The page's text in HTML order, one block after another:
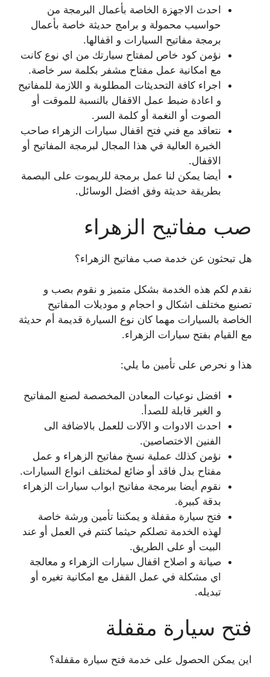
احدث الاجهزة الخاصة بأعمال البرمجة من
حواسيب محمولة و برامج حديثة خاصة بأعمال
برمجة مفاتيح السيارات و اقفالها.
نؤمن كود خاص لمفتاح سيارتك من اي نوع كانت
مع امكانية عمل مفتاح مشفر بكلمة سر خاصة.
اجراء كافة التحديثات المطلوبة و اللازمة للمفاتيح
و اعادة ضبط عمل الاقفال بالنسبة للموقت أو
الصوت أو النغمة أو كلمة السر.
نتعاقد مع فني فتح اقفال سيارات الزهراء صاحب
الخبرة العالية في هذا المجال لبرمجة المفاتيح أو
الاقفال.
أيضا يمكن لنا عمل برمجة للريموت على البصمة
بطريقة حديثة وفق افضل الوسائل.
صب مفاتيح الزهراء
هل تبحثون عن خدمة صب مفاتيح الزهراء؟
نقدم لكم هذه الخدمة بشكل متميز و نقوم بصب و
تصنيع مختلف اشكال و احجام و موديلات المفاتيح
الخاصة بالسيارات مهما كان نوع السيارة قديمة أم حديثة
مع القيام بفتح سيارات الزهراء.
هذا و نحرص على تأمين ما يلي:
افضل نوعيات المعادن المخصصة لصنع المفاتيح
و الغير قابلة للصدأ.
احدث الادوات و الآلات للعمل بالاضافة الى
الفنين الاختصاصين.
نؤمن كذلك عملية نسخ مفاتيح الزهراء و عمل
مفتاح بدل فاقد أو ضائع لمختلف انواع السيارات.
نقوم أيضا ببرمجة مفاتيح ابواب سيارات الزهراء
بدقة كبيرة.
فتح سيارة مقفلة و يمكننا تأمين ورشة خاصة
لهذه الخدمة تصلكم حيثما كنتم في العمل أو عند
البيت أو على الطريق.
صيانة و اصلاح اقفال سيارات الزهراء و معالجة
اي مشكلة في عمل القفل مع امكانية تغيره أو
تبديله.
فتح سيارة مقفلة
اين يمكن الحصول على خدمة فتح سيارة مقفلة؟